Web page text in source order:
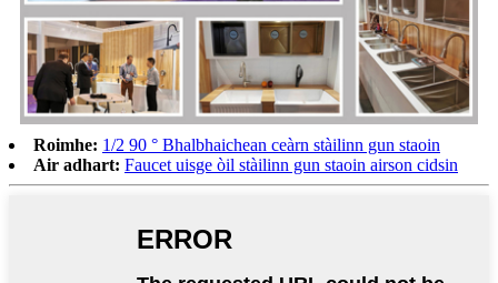
Roimhe: 1/2 90 ° Bhalbhaichean ceàrn stàilinn gun staoin
Air adhart: Faucet uisge òil stàilinn gun staoin airson cidsin